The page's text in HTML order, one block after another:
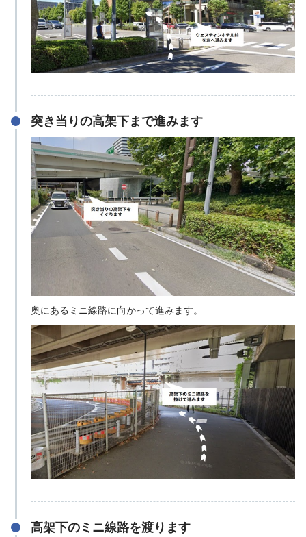
突き当りの高架下まで進みます
奥にあるミニ線路に向かって進みます。
高架下のミニ線路を渡ります